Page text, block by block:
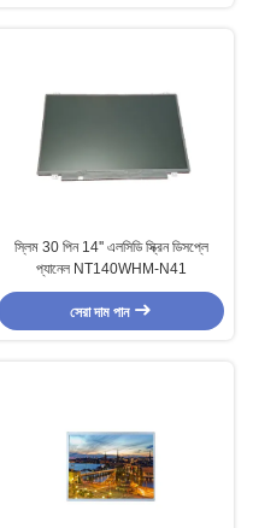
স্লিম 30 পিন 14'' এলসিডি স্ক্রিন ডিসপ্লে
প্যানেল NT140WHM-N41
সেরা দাম পান